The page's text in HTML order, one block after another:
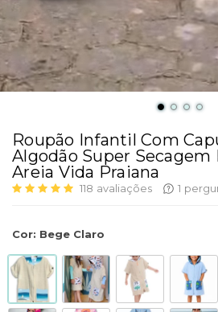
Roupão Infantil Com
Algodão Super Secagem
Areia Vida Praiana
118 avaliações 1
Cor: Bege Claro